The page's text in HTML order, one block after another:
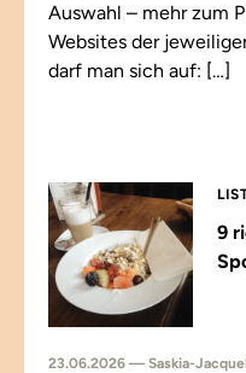
Auswahl – mehr zum
Websites der
darf man sich auf: […]
9
23.06.2026 — Saskia-